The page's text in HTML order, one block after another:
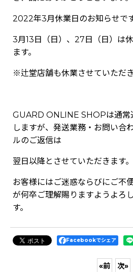
2022年3月休業日のお知らせです
3月13日（日）、27日（日）は
ます。
※辻堂店舗も休業させていただき
GUARD ONLINE SHOPは通常
しますが、発送業務・お問い合
ルのご返信は
翌日以降とさせていただきます。
お客様にはご迷惑ならびにご不
が何卒ご理解賜りますようよろ
す。
Facebookでシェア
«前 次»